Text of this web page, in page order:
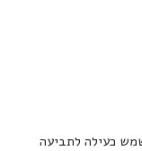
כעילה לתביעה